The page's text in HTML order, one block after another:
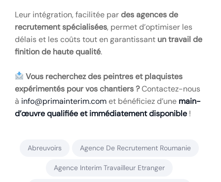
Leur intégration, facilitée pardes agences de
recrutement spécialisées, permet d’optimiser les
délais et les coûts tout en garantissant un travail de
finition de haute qualité.
Vous recherchez des peintres et plaquistes
expérimentés pour vos chantiers ?Contactez-nous
à info@primainterim.comet bénéficiez d’une main-
d’œuvre qualifiée et immédiatement disponible !
Abreuvoirs Agence De Recrutement Roumanie
Agence Interim Travailleur Etranger